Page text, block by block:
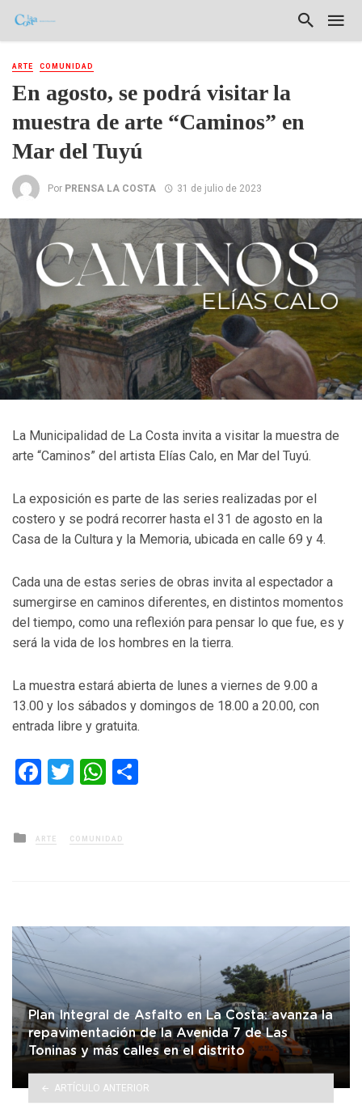
ARTE COMUNIDAD
En agosto, se podrá visitar la
muestra de arte “Caminos” en
Mar del Tuyú
Por PRENSA LA COSTA 31 de julio de 2023
La Municipalidad de La Costa invita a visitar la muestra de
arte “Caminos” del artista Elías Calo, en Mar del Tuyú.
La exposición es parte de las series realizadas por el
costero y se podrá recorrer hasta el 31 de agosto en la
Casa de la Cultura y la Memoria, ubicada en calle 69 y 4.
Cada una de estas series de obras invita al espectador a
sumergirse en caminos diferentes, en distintos momentos
del tiempo, como una reflexión para pensar lo que fue, es y
será la vida de los hombres en la tierra.
La muestra estará abierta de lunes a viernes de 9.00 a
13.00 y los sábados y domingos de 18.00 a 20.00, con
entrada libre y gratuita.
Facebook
TwitterWhatsApp
Posted
in
ARTE COMUNIDAD
Plan Integral de Asfalto en La Costa: avanza la
repavimentación de la Avenida 7 de Las
Toninas y más calles en el distrito
ARTÍCULO ANTERIOR